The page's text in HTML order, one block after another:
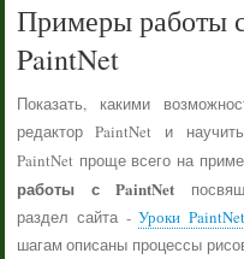
Примеры работы
PaintNet
Показать, какими
редактор PaintNet и
PaintNet проще всего на
работы с PaintNet
раздел сайта -Уроки PaintNet
шагам описаны процессы